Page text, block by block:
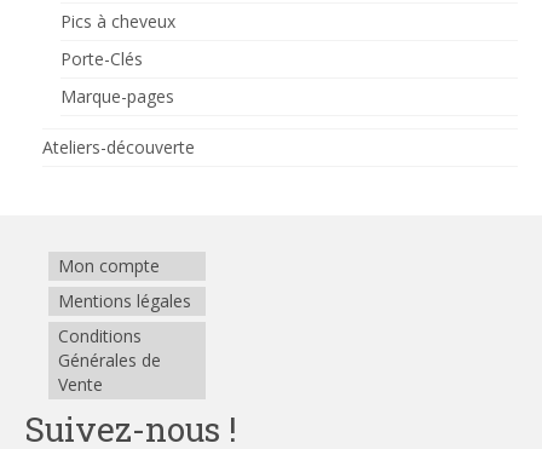
Pics à cheveux
Porte-Clés
Marque-pages
Ateliers-découverte
Mon compte
Mentions légales
Conditions
Générales de
Vente
Suivez-nous !